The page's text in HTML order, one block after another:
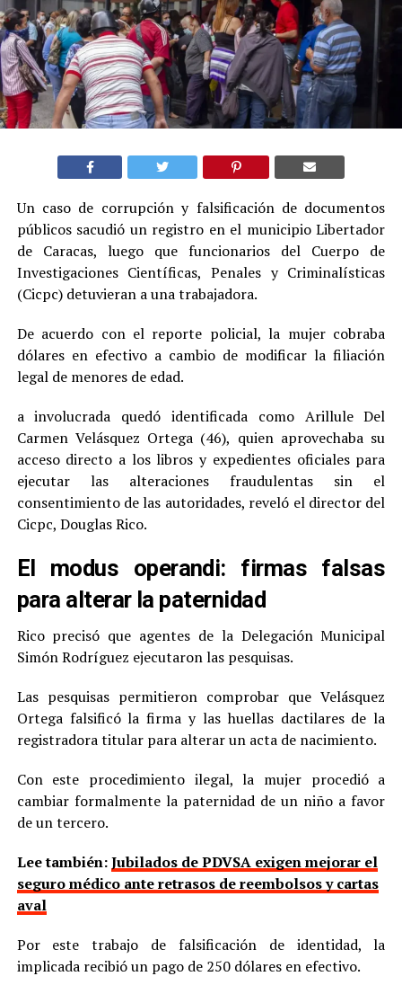
Un caso de corrupción y falsificación de documentos
públicos sacudió un registro en el municipio Libertador
de Caracas, luego que funcionarios del Cuerpo de
Investigaciones Científicas, Penales y Criminalísticas
(Cicpc) detuvieran a una trabajadora.
De acuerdo con el reporte policial, la mujer cobraba
dólares en efectivo a cambio de modificar la filiación
legal de menores de edad.
a involucrada quedó identificada como Arillule Del
Carmen Velásquez Ortega (46), quien aprovechaba su
acceso directo a los libros y expedientes oficiales para
ejecutar las alteraciones fraudulentas sin el
consentimiento de las autoridades, reveló el director del
Cicpc, Douglas Rico.
El modus operandi: firmas falsas
para alterar la paternidad
Rico precisó que agentes de la Delegación Municipal
Simón Rodríguez ejecutaron las pesquisas.
Las pesquisas permitieron comprobar que Velásquez
Ortega falsificó la firma y las huellas dactilares de la
registradora titular para alterar un acta de nacimiento.
Con este procedimiento ilegal, la mujer procedió a
cambiar formalmente la paternidad de un niño a favor
de un tercero.
Lee también:Jubilados de PDVSA exigen mejorar el
seguro médico ante retrasos de reembolsos y cartas
aval
Por este trabajo de falsificación de identidad, la
implicada recibió un pago de 250 dólares en efectivo.